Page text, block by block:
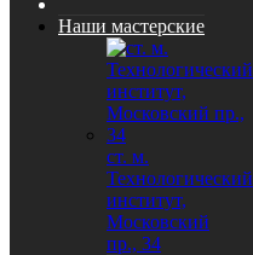
Наши мастерские
ст. м.
Технологический
институт,
Московский
пр., 34